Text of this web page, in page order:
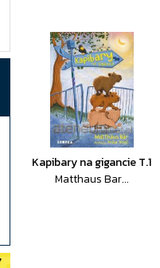
Kapibary na gigancie T.1
Matthaus Bar...